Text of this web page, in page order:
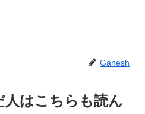
Ganesh
人はこちらも読ん